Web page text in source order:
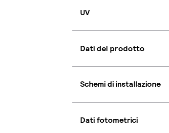
UV
Dati del prodotto
Schemi di installazione
Dati fotometrici